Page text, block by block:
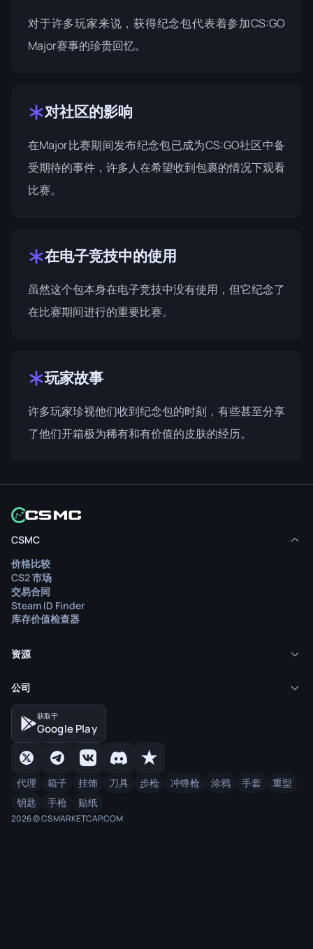
对于许多玩家来说，获得纪念包代表着参加CS:GO
Major赛事的珍贵回忆。
对社区的影响
在Major比赛期间发布纪念包已成为CS:GO社区中备
受期待的事件，许多人在希望收到包裹的情况下观看
比赛。
在电子竞技中的使用
虽然这个包本身在电子竞技中没有使用，但它纪念了
在比赛期间进行的重要比赛。
玩家故事
许多玩家珍视他们收到纪念包的时刻，有些甚至分享
了他们开箱极为稀有和有价值的皮肤的经历。
CSMC
价格比较
CS2 市场
交易合同
Steam ID Finder
库存价值检查器
资源
公司
获取于
Google Play
代理 箱子 挂饰 刀具 步枪 冲锋枪 涂鸦 手套
重型
钥匙
手枪 贴纸
2026 © CSMARKETCAP.COM